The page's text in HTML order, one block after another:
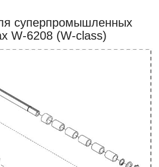
суперпромышленных
W-6208 (W-class)